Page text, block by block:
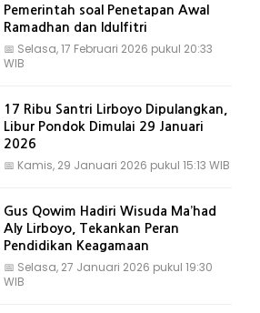
Pemerintah soal Penetapan Awal
Ramadhan dan Idulfitri
📅 Selasa, 17 Februari 2026 pukul 20:33
WIB
17 Ribu Santri Lirboyo Dipulangkan,
Libur Pondok Dimulai 29 Januari
2026
📅 Kamis, 29 Januari 2026 pukul 15:13 WIB
Gus Qowim Hadiri Wisuda Ma’had
Aly Lirboyo, Tekankan Peran
Pendidikan Keagamaan
📅 Selasa, 27 Januari 2026 pukul 19:30
WIB